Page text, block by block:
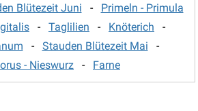
(2)
Vergissmeinnicht
(8)
- Gaillardia(4)
Blütezeit Juni - Primeln - Primula
- Taglilien - Knöterich -
- Stauden Blütezeit Mai -
- Nieswurz - Farne